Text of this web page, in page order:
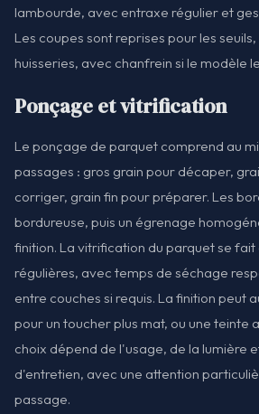
lambourde, avec entraxe régulier et
Les coupes sont reprises pour les
huisseries, avec chanfrein si le modèle
Ponçage et vitrification
Le ponçage de parquet comprend au
passages : gros grain pour décaper,
corriger, grain fin pour préparer. Les
bordureuse, puis un égrenage
finition. La vitrification du parquet se fait
régulières, avec temps de séchage
entre couches si requis. La finition peut
pour un toucher plus mat, ou une teinte
choix dépend de l'usage, de la lumière
d'entretien, avec une attention
passage.